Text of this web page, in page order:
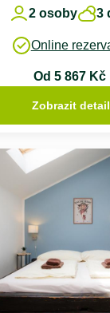
2 osoby 3
Online
Od 5 867 Kč
Zobrazit detail